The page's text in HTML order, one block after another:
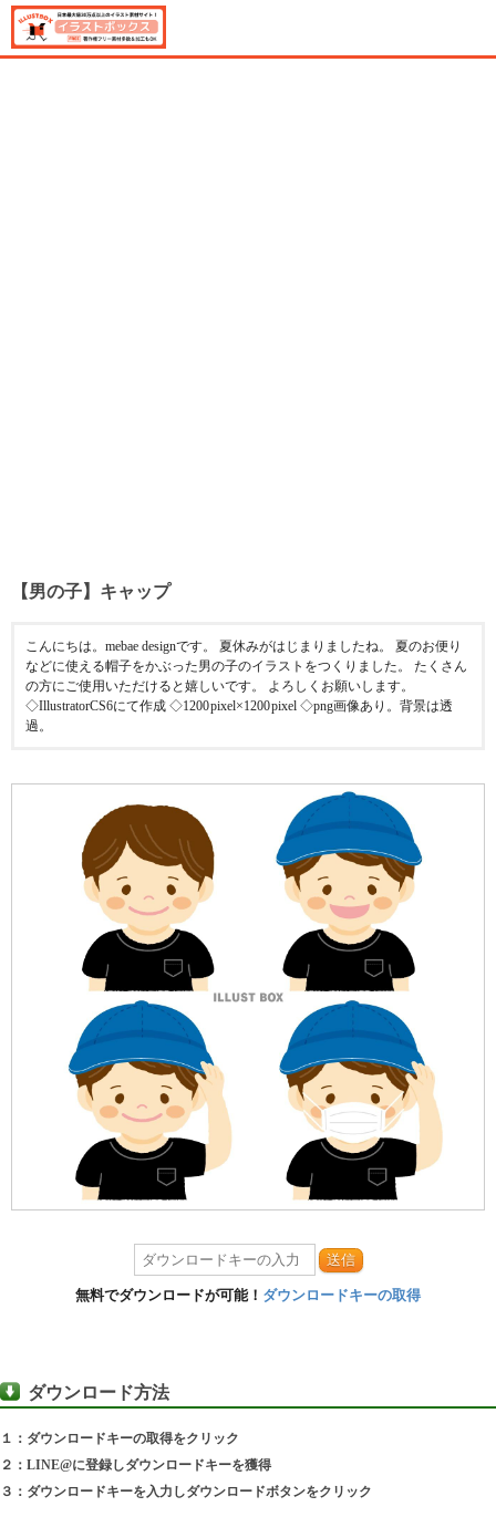
【男の子】キャップ
こんにちは。mebae designです。 夏休みがはじまりましたね。 夏のお便り
などに使える帽子をかぶった男の子のイラストをつくりました。 たくさん
の方にご使用いただけると嬉しいです。 よろしくお願いします。
◇IllustratorCS6にて作成 ◇1200 pixel×1200 pixel ◇png画像あり。背景は透
過。
送信
無料でダウンロードが可能！ ダウンロードキーの取得
ダウンロード方法
１：ダウンロードキーの取得をクリック
２：LINE@に登録しダウンロードキーを獲得
３：ダウンロードキーを入力しダウンロードボタンをクリック